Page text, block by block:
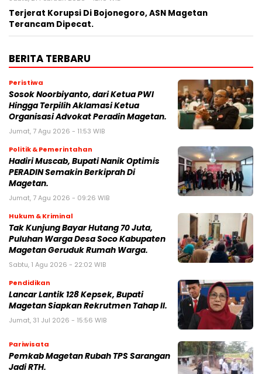
Terjerat Korupsi Di Bojonegoro, ASN Magetan
Terancam Dipecat.
BERITA TERBARU
Peristiwa
Sosok Noorbiyanto, dari Ketua PWI
Hingga Terpilih Aklamasi Ketua
Organisasi Advokat Peradin Magetan.
Jumat, 7 Agu 2026 - 11:53 WIB
Politik & Pemerintahan
Hadiri Muscab, Bupati Nanik Optimis
PERADIN Semakin Berkiprah Di
Magetan.
Jumat, 7 Agu 2026 - 09:26 WIB
Hukum & Kriminal
Tak Kunjung Bayar Hutang 70 Juta,
Puluhan Warga Desa Soco Kabupaten
Magetan Geruduk Rumah Warga.
Sabtu, 1 Agu 2026 - 22:02 WIB
Pendidikan
Lancar Lantik 128 Kepsek, Bupati
Magetan Siapkan Rekrutmen Tahap II.
Jumat, 31 Jul 2026 - 15:56 WIB
Pariwisata
Pemkab Magetan Rubah TPS Sarangan
Jadi RTH.